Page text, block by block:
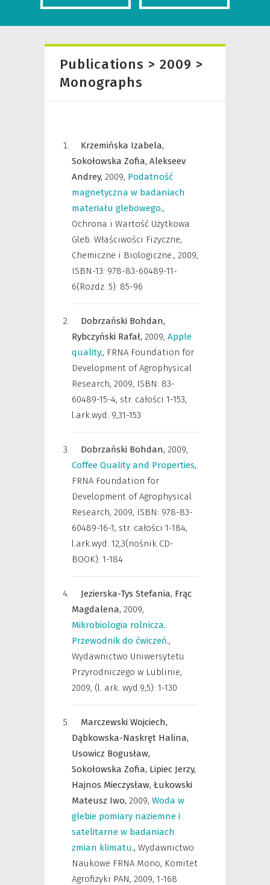
Publications > 2009 >
Monographs
Krzemińska Izabela,
Sokołowska Zofia, Alekseev
Andrey, 2009, Podatność
magnetyczna w badaniach
materiału glebowego.,
Ochrona i Wartość Użytkowa
Gleb. Właściwości Fizyczne,
Chemiczne i Biologiczne., 2009,
ISBN-13: 978-83-60489-11-
6(Rozdz. 5): 85-96
Dobrzański Bohdan,
Rybczyński Rafał, 2009, Apple
quality., FRNA Foundation for
Development of Agrophysical
Research, 2009, ISBN: 83-
60489-15-4, str. całości 1-153,
l.ark.wyd. 9,31-153
Dobrzański Bohdan, 2009,
Coffee Quality and Properties,
FRNA Foundation for
Development of Agrophysical
Research, 2009, ISBN: 978-83-
60489-16-1, str. całości 1-184,
l.ark.wyd. 12,3(nośnik CD-
BOOK): 1-184
Jezierska-Tys Stefania, Frąc
Magdalena, 2009,
Mikrobiologia rolnicza.
Przewodnik do ćwiczeń.,
Wydawnictwo Uniwersytetu
Przyrodniczego w Lublinie,
2009, (l. ark. wyd.9,5): 1-130
Marczewski Wojciech,
Dąbkowska-Naskręt Halina,
Usowicz Bogusław,
Sokołowska Zofia, Lipiec Jerzy,
Hajnos Mieczysław, Łukowski
Mateusz Iwo, 2009, Woda w
glebie pomiary naziemne i
satelitarne w badaniach
zmian klimatu., Wydawnictwo
Naukowe FRNA Mono, Komitet
Agrofizyki PAN, 2009, 1-168